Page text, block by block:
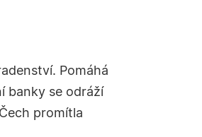
Pomáhá
banky se odráží
promítla